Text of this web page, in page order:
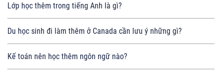
Lớp học thêm trong tiếng Anh là gì?
Du học sinh đi làm thêm ở Canada cần lưu ý những gì?
Kế toán nên học thêm ngôn ngữ nào?